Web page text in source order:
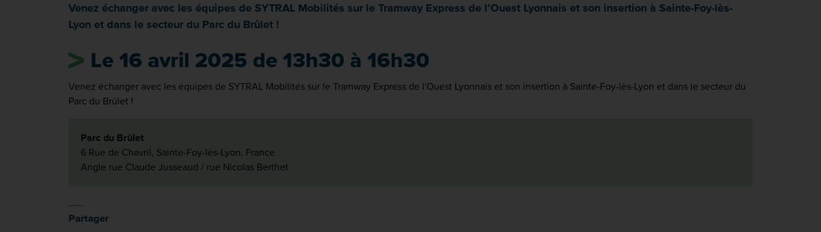
Venez échanger avec les équipes de SYTRAL Mobilités sur le Tramway Express de l’Ouest Lyonnais et son insertion à Sainte-Foy-lès-
Lyon et dans le secteur du Parc du Brûlet !
Le 16 avril 2025 de 13h30 à 16h30
Venez échanger avec les équipes de SYTRAL Mobilités sur le Tramway Express de l'Ouest Lyonnais et son insertion à Sainte-Foy-lès-Lyon et dans le secteur du
Parc du Brûlet !
Parc du Brûlet
6 Rue de Chavril, Sainte-Foy-lès-Lyon, France
Angle rue Claude Jusseaud / rue Nicolas Berthet
Partager